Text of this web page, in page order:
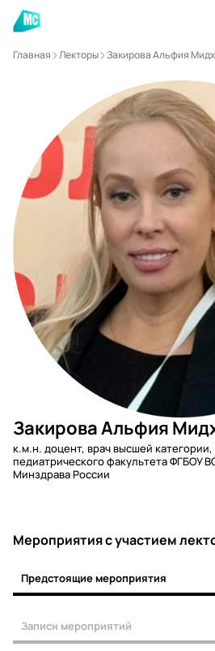
Главная Лекторы Закирова Альфия
Закирова Альфия
к.м.н. доцент, врач высшей
педиатрического факультета ФГБОУ
Минздрава России
Мероприятия c участием
Предстоящие мероприятия
Записи мероприятий